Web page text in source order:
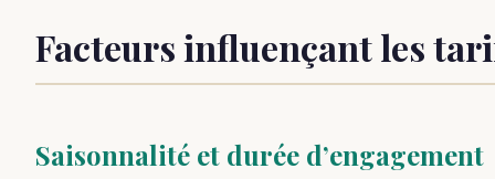
Facteurs influençant les
Saisonnalité et durée d’engagement